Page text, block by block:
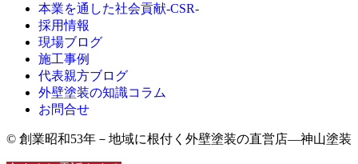
本業を通した社会貢献-CSR-
採用情報
現場ブログ
施工事例
代表親方ブログ
外壁塗装の知識コラム
お問合せ
© 創業昭和53年－地域に根付く外壁塗装の直営店―神山塗装